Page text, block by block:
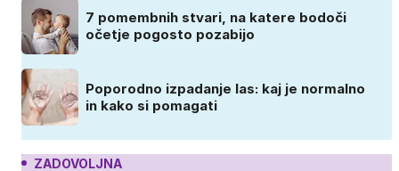
7 pomembnih stvari, na katere bodoči
očetje pogosto pozabijo
Poporodno izpadanje las: kaj je normalno
in kako si pomagati
ZADOVOLJNA